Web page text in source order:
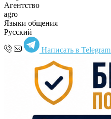
Агентство
agro
Языки общения
Русский
Написать в Telegram